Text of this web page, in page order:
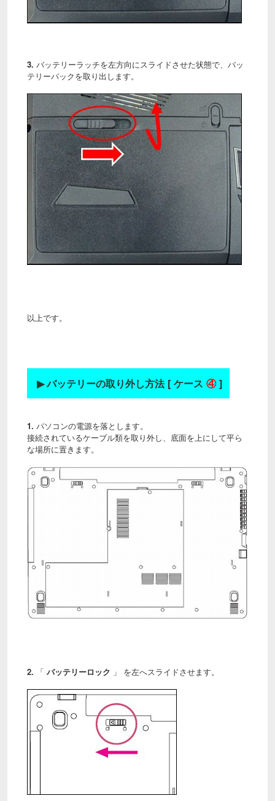
3. バッテリーラッチを左方向にスライドさせた状態で、バッ
テリーパックを取り出します。
以上です。
▶バッテリーの取り外し方法 [ ケース④]
1. パソコンの電源を落とします。
接続されているケーブル類を取り外し、底面を上にして平ら
な場所に置きます。
2. 「 バッテリーロック 」 を左へスライドさせます。